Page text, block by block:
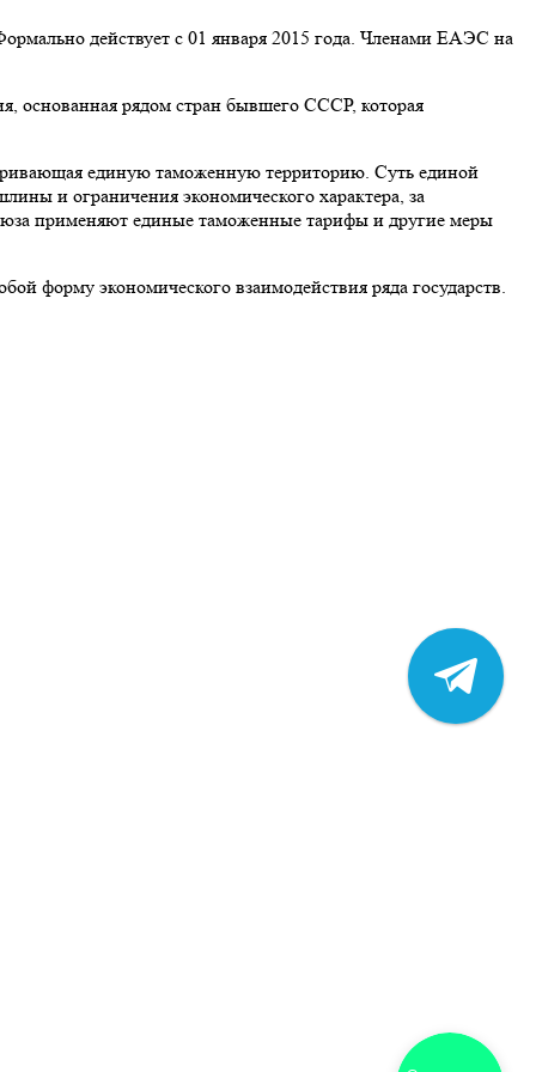
действует с 01 января 2015 года. Членами ЕАЭС на
основанная рядом стран бывшего СССР, которая
единую таможенную территорию. Суть единой
и ограничения экономического характера, за
применяют единые таможенные тарифы и другие меры
форму экономического взаимодействия ряда государств.